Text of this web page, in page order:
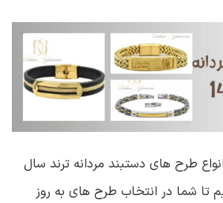
طرح های دستبند مردانه ترند سال
می پردازیم تا شما در انتخاب طرح های به روز